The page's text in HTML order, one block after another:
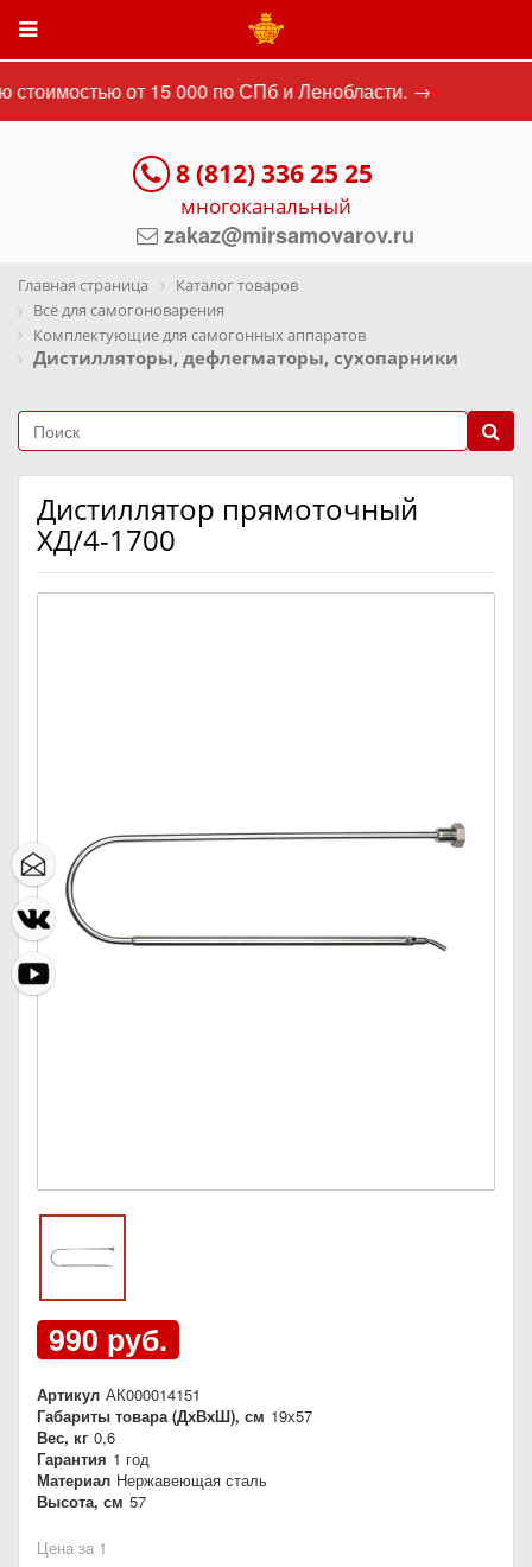
от 15 000 по СПб и Ленобласти. →
8 (812) 336 25 25
многоканальный
zakaz@mirsamovarov.ru
Главная страница
Каталог товаров
Всё для самогоноварения
Комплектующие для самогонных аппаратов
Дистилляторы, дефлегматоры, сухопарники
Дистиллятор прямоточный
ХД/4-1700
990 руб.
Артикул АК000014151
Габариты товара (ДхВхШ), см 19х57
Вес, кг 0,6
Гарантия 1 год
Материал Нержавеющая сталь
Высота, см 57
Цена за 1